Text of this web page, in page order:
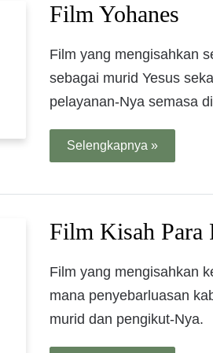
Film Yohanes
Film yang mengisahkan
sebagai murid Yesus
pelayanan-Nya semasa
Selengkapnya »
Film Kisah Para
Film yang mengisahkan
mana penyebarluasan
murid dan pengikut-Nya.